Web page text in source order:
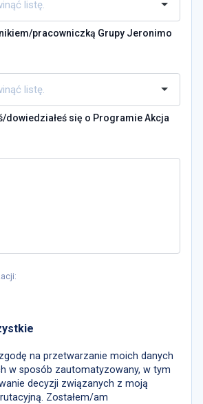
pracowniczką Grupy Jeronimo
dowiedziałeś się o Programie Akcja
na przetwarzanie moich danych
w sposób zautomatyzowany, w tym
decyzji związanych z moją
Zostałem/am